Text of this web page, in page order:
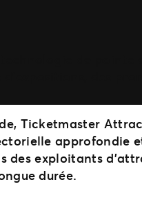
Ticketmaster
approfondie
exploitants
durée.